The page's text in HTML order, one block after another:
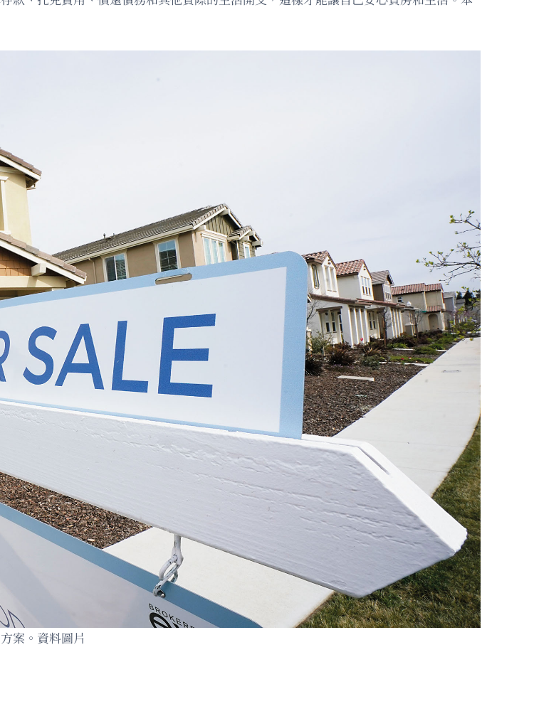
案。資料圖片